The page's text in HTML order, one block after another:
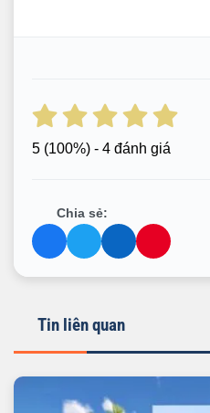
5 (100%) - 4 đánh giá
Chia sẻ:
Tin liên quan